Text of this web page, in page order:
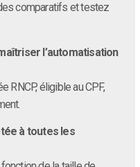
comparatifs et testez
l’automatisation
RNCP, éligible au CPF,
à toutes les